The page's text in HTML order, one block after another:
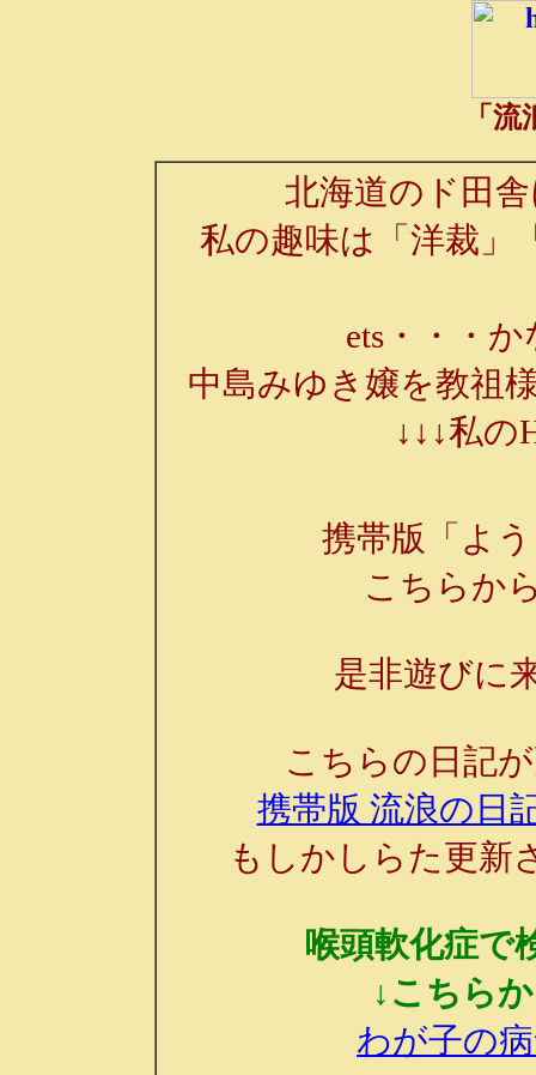
「
北海道のド田
私の趣味は「洋裁」
ets・・・
中島みゆき嬢を教祖
↓↓↓私の
携帯版「よ
こちらか
是非遊びに
こちらの日記
携帯版 流浪の日
もしかしらた更新
喉頭軟化症で
↓こちら
わが子の